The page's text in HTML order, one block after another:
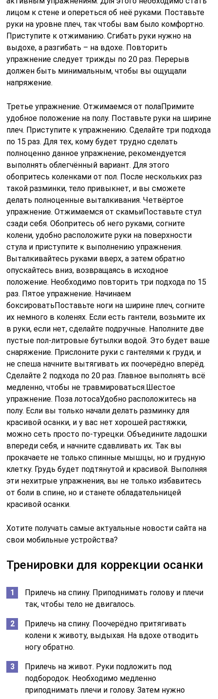
лицом к стене и опереться об неё руками. Поставьте
руки на уровне плеч, так чтобы вам было комфортно.
Приступите к отжиманию. Сгибать руки нужно на
выдохе, а разгибать – на вдохе. Повторить
упражнение следует трижды по 20 раз. Перерыв
должен быть минимальным, чтобы вы ощущали
напряжение.
Третье упражнение. Отжимаемся от полаПримите
удобное положение на полу. Поставьте руки на ширине
плеч. Приступите к упражнению. Сделайте три подхода
по 15 раз. Для тех, кому будет трудно сделать
полноценно данное упражнение, рекомендуется
выполнять облегчённый вариант. Для этого
обопритесь коленками от пол. После нескольких раз
такой разминки, тело привыкнет, и вы сможете
делать полноценные выталкивания. Четвёртое
упражнение. Отжимаемся от скамьиПоставьте стул
сзади себя. Обопритесь об него руками, согните
колени, удобно расположите руки на поверхности
стула и приступите к выполнению упражнения.
Выталкивайтесь руками вверх, а затем обратно
опускайтесь вниз, возвращаясь в исходное
положение. Необходимо повторить три подхода по 15
раз. Пятое упражнение. Начинаем
боксироватьПоставьте ноги на ширине плеч, согните
их немного в коленях. Если есть гантели, возьмите их
в руки, если нет, сделайте подручные. Наполните две
пустые пол-литровые бутылки водой. Это будет ваше
снаряжение. Прислоните руки с гантелями к груди, и
не спеша начните вытягивать их поочерёдно вперёд.
Сделайте 2 подхода по 20 раз. Главное выполнять всё
медленно, чтобы не травмироваться.Шестое
упражнение. Поза лотосаУдобно расположитесь на
полу. Если вы только начали делать разминку для
красивой осанки, и у вас нет хорошей растяжки,
можно сеть просто по-турецки. Объедините ладошки
впереди себя, и начните сдавливать их. Так вы
прокачаете не только спинные мышцы, но и грудную
клетку. Грудь будет подтянутой и красивой. Выполняя
эти нехитрые упражнения, вы не только избавитесь
от боли в спине, но и станете обладательницей
красивой осанки.
Хотите получать самые актуальные новости сайта на
свои мобильные устройства?
Тренировки для коррекции осанки
Прилечь на спину. Приподнимать голову и плечи
так, чтобы тело не двигалось.
Прилечь на спину. Поочерёдно притягивать
колени к животу, выдыхая. На вдохе отводить
ногу обратно.
Прилечь на живот. Руки подложить под
подбородок. Необходимо медленно
приподнимать плечи и голову. Затем нужно